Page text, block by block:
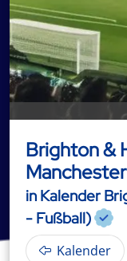
Brighton &
in Kalender
- Fußball)
Kalender